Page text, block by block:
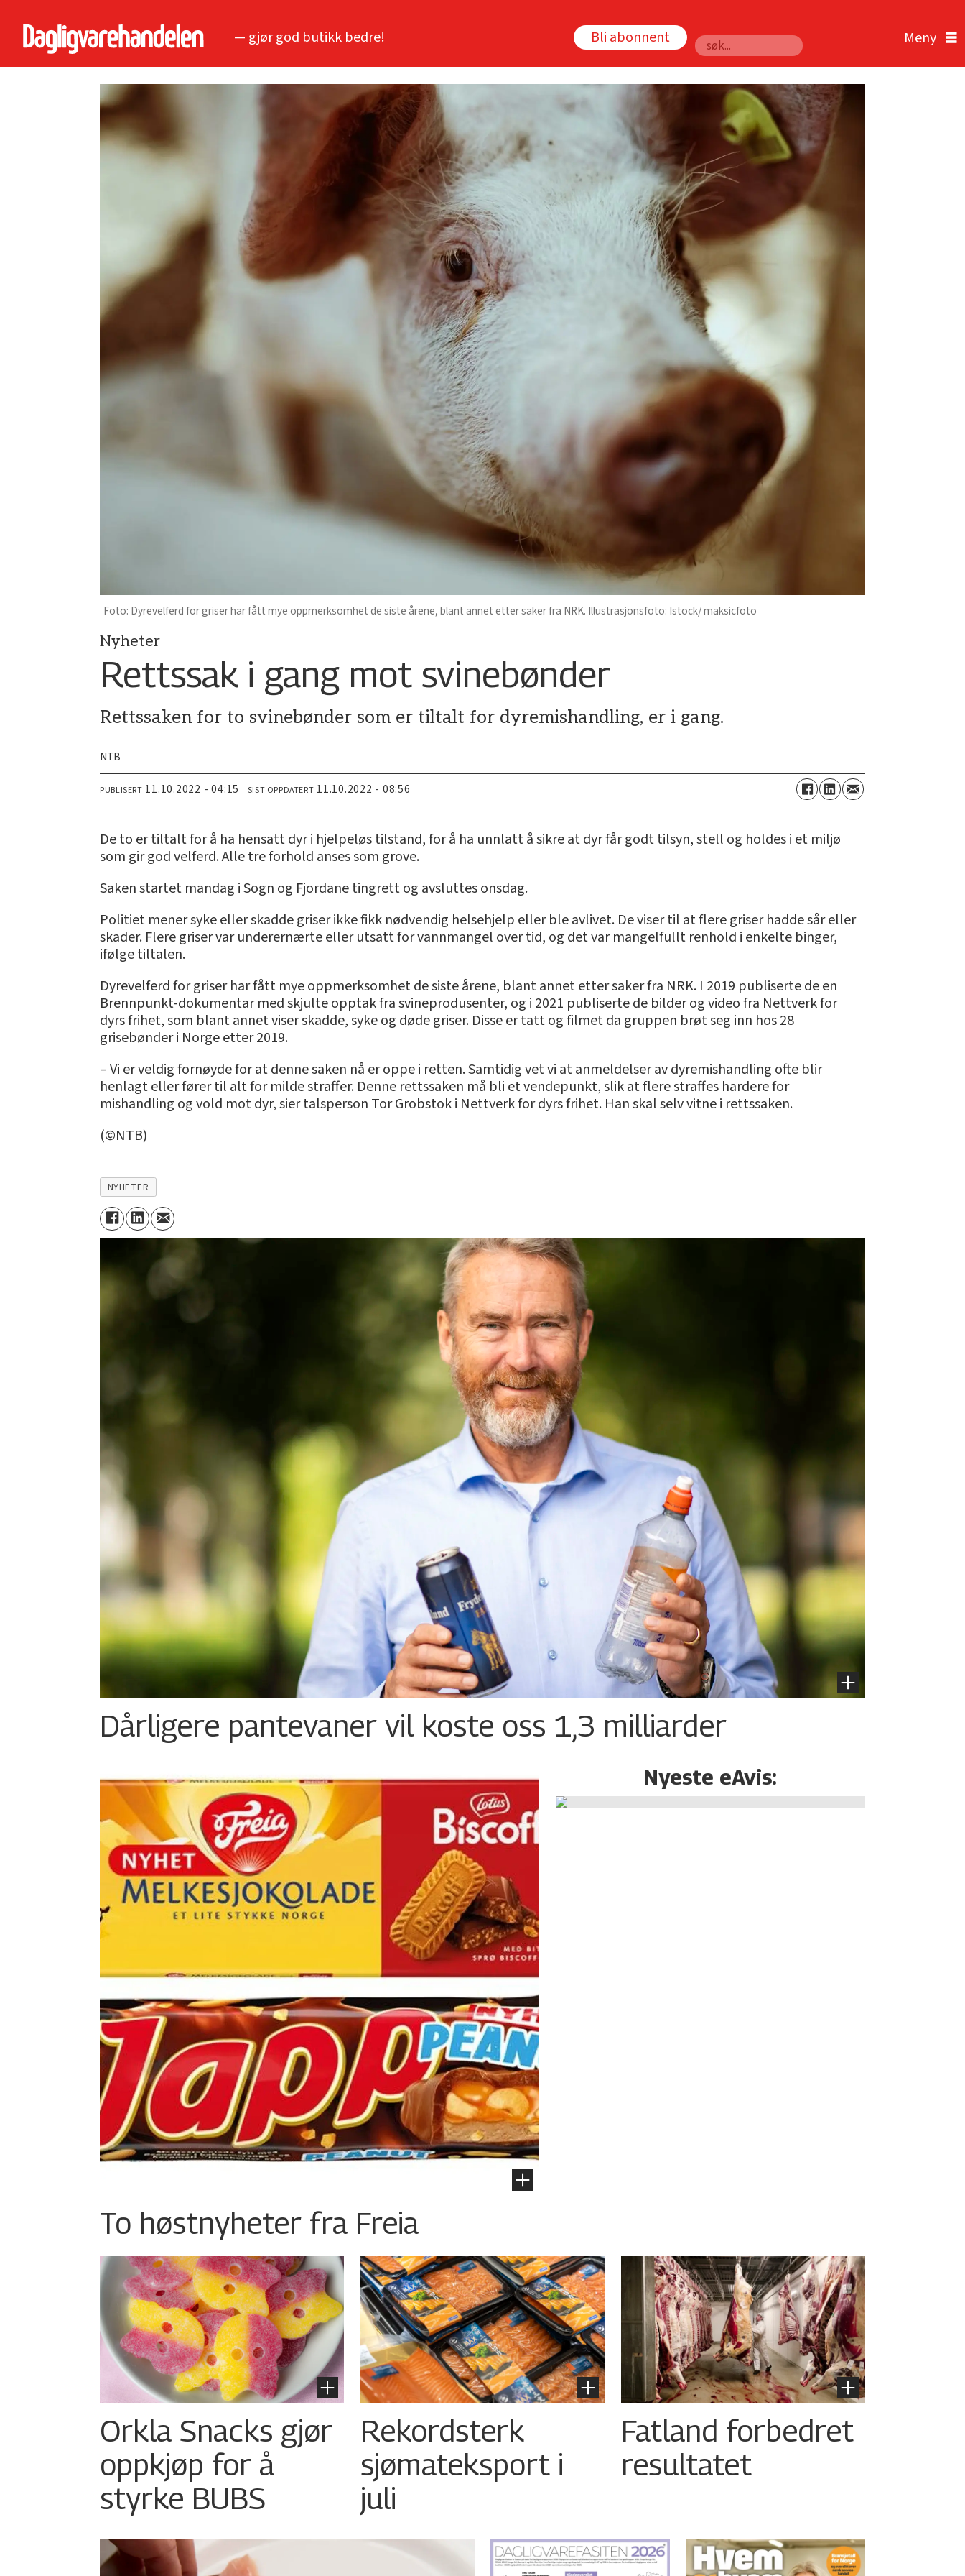
— gjør god butikk bedre! Bli abonnent
Søk
Dyrevelferd for griser har fått mye oppmerksomhet de siste årene, blant annet etter saker fra NRK. Illustrasjonsfoto: Istock/ maksicfoto
Nyheter
Rettssak i gang mot svinebønder
Rettssaken for to svinebønder som er tiltalt for dyremishandling, er i gang.
NTB
PUBLISERT 11.10.2022 - 04:15 SIST OPPDATERT 11.10.2022 - 08:56
­De to er tiltalt for å ha hensatt dyr i hjelpeløs tilstand, for å ha unnlatt å sikre at dyr får godt tilsyn, stell og holdes i et miljø
som gir god velferd. Alle tre forhold anses som grove.
Saken startet mandag i Sogn og Fjordane tingrett og avsluttes onsdag.
Politiet mener syke eller skadde griser ikke fikk nødvendig helsehjelp eller ble avlivet. De viser til at flere griser hadde sår eller
skader. Flere griser var underernærte eller utsatt for vannmangel over tid, og det var mangelfullt renhold i enkelte binger,
ifølge tiltalen.
Dyrevelferd for griser har fått mye oppmerksomhet de siste årene, blant annet etter saker fra NRK. I 2019 publiserte de en
Brennpunkt-dokumentar med skjulte opptak fra svineprodusenter, og i 2021 publiserte de bilder og video fra Nettverk for
dyrs frihet, som blant annet viser skadde, syke og døde griser. Disse er tatt og filmet da gruppen brøt seg inn hos 28
grisebønder i Norge etter 2019.
– Vi er veldig fornøyde for at denne saken nå er oppe i retten. Samtidig vet vi at anmeldelser av dyremishandling ofte blir
henlagt eller fører til alt for milde straffer. Denne rettssaken må bli et vendepunkt, slik at flere straffes hardere for
mishandling og vold mot dyr, sier talsperson Tor Grobstok i Nettverk for dyrs frihet. Han skal selv vitne i rettssaken.
(©NTB)
NYHETER
Dårligere pantevaner vil koste oss 1,3 milliarder
To høstnyheter fra Freia
Nyeste eAvis:
Orkla Snacks gjør
oppkjøp for å
styrke BUBS
Rekordsterk
sjømateksport i
juli
Fatland forbedret
resultatet